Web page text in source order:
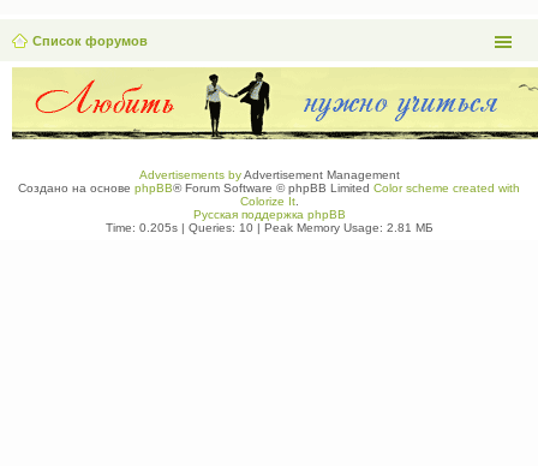
Список форумов
Advertisements byAdvertisement Management
Создано на основе phpBB® Forum Software © phpBB Limited Color scheme created with
Colorize It.
Русская поддержка phpBB
Time: 0.205s| Queries: 10| Peak Memory Usage: 2.81 МБ